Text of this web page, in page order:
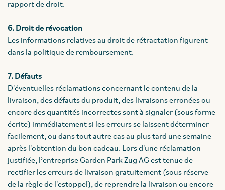
rapport de droit.
6. Droit de révocation
Les informations relatives au droit de rétractation figurent
dans la politique de remboursement.
7. Défauts
D'éventuelles réclamations concernant le contenu de la
livraison, des défauts du produit, des livraisons erronées ou
encore des quantités incorrectes sont à signaler (sous forme
écrite) immédiatement si les erreurs se laissent déterminer
facilement, ou dans tout autre cas au plus tard une semaine
après l'obtention du bon cadeau. Lors d'une réclamation
justifiée, l’entreprise Garden Park Zug AG est tenue de
rectifier les erreurs de livraison gratuitement (sous réserve
de la règle de l'estoppel), de reprendre la livraison ou encore